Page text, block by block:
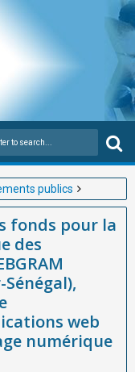
publics
énergétique
basée à Dakar-
d'applications
en Afrique.
fonds pour la
des
web
numérique